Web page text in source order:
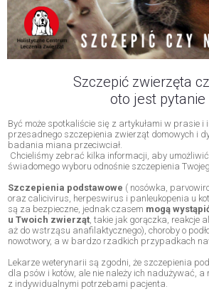
Szczepić zwierzęta
oto jest pytanie
Być może spotkaliście się z artykułami w prasie i
przesadnego szczepienia zwierząt domowych i
badania miana przeciwciał.
Chcieliśmy zebrać kilka informacji, aby
świadomego wyboru odnośnie szczepienia
Szczepienia podstawowe ( nosówka,
oraz calicivirus, herpeswirus i panleukopenia u
są za bezpieczne, jednak czasem mogą
u Twoich zwierząt, takie jak gorączka, reakcje
aż do wstrząsu anafilaktycznego), choroby o
nowotwory, a w bardzo rzadkich przypadkach
Lekarze weterynarii są zgodni, że szczepienia
dla psów i kotów, ale nie należy ich nadużywać,
z indywidualnymi potrzebami pacjenta.